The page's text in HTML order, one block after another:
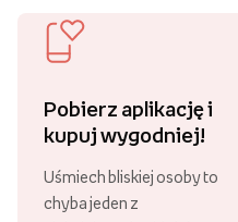
Pobierz aplikację i
kupuj wygodniej!
Uśmiech bliskiej osoby to
chyba jeden z